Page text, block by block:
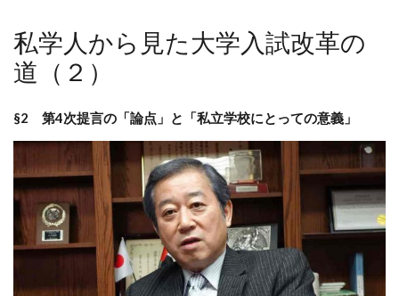
私学人から見た大学入試改革の
道（２）
§2 第4次提言の「論点」と「私立学校にとっての意義」